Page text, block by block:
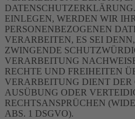
EINLEGEN, WERDEN WIR
PERSONENBEZOGENEN
VERARBEITEN, ES SEI
ZWINGENDE
VERARBEITUNG
RECHTE UND FREIHEITEN
VERARBEITUNG DIENT
AUSÜBUNG ODER
RECHTSANSPRÜCHEN
ABS. 1 DSGVO).